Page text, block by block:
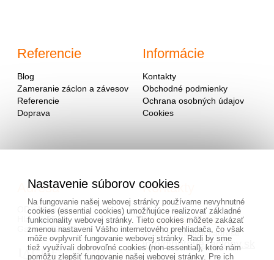
Referencie
Blog
Zameranie záclon a závesov
Referencie
Doprava
Informácie
Kontakty
Obchodné podmienky
Ochrana osobných údajov
Cookies
Adresa
OD - Mladosť
Hlavná 951
Galanta 924 01
Kontakty
0940 091 999
alebo na mailovej adrese
info@hotovezaclony.sk
Nastavenie súborov cookies
Na fungovanie našej webovej stránky používame nevyhnutné
cookies (essential cookies) umožňujúce realizovať základné
funkcionality webovej stránky. Tieto cookies môžete zakázať
zmenou nastavení Vášho internetového prehliadača, čo však
môže ovplyvniť fungovanie webovej stránky. Radi by sme
tiež využívali dobrovoľné cookies (non-essential), ktoré nám
pomôžu zlepšiť fungovanie našej webovej stránky. Pre ich